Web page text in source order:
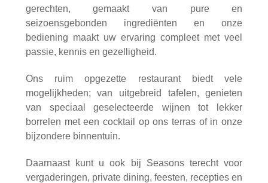
gerechten, gemaakt van pure en
seizoensgebonden ingrediënten en onze
bediening maakt uw ervaring compleet met veel
passie, kennis en gezelligheid.
Ons ruim opgezette restaurant biedt vele
mogelijkheden; van uitgebreid tafelen, genieten
van speciaal geselecteerde wijnen tot lekker
borrelen met een cocktail op ons terras of in onze
bijzondere binnentuin.
Daarnaast kunt u ook bij Seasons terecht voor
vergaderingen, private dining, feesten, recepties en